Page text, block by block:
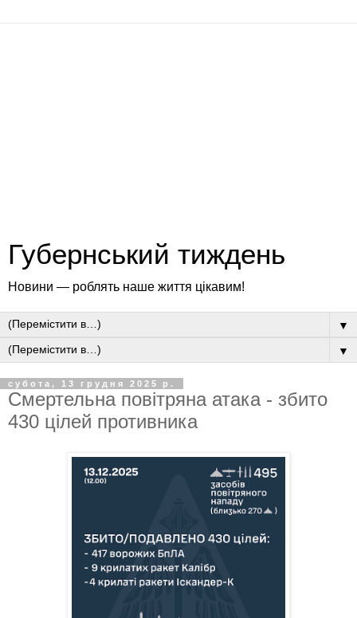
Губернський тиждень
Новини — роблять наше життя цікавим!
▼
▼
субота, 13 грудня 2025 р.
Смертельна повітряна атака - збито
430 цілей противника